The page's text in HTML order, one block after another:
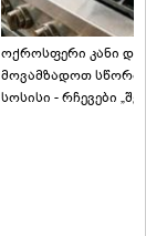
ოქროსფერი კანი და
მოვამზადოთ
სოსისი - რჩევები